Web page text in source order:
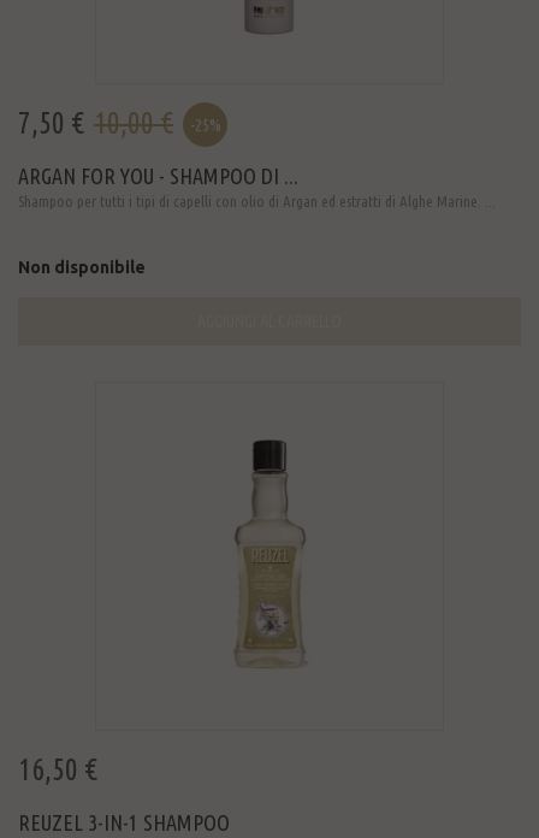
7,50 € 10,00 € -25%
ARGAN FOR YOU - SHAMPOO DI ...
Shampoo per tutti i tipi di capelli con olio di Argan ed estratti di Alghe Marine. ...
Non disponibile
16,50 €
REUZEL 3-IN-1 SHAMPOO